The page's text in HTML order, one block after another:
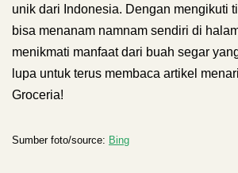
unik dari Indonesia. Dengan mengikuti
bisa menanam namnam sendiri di
menikmati manfaat dari buah segar
lupa untuk terus membaca artikel
Groceria!
Sumber foto/source: Bing